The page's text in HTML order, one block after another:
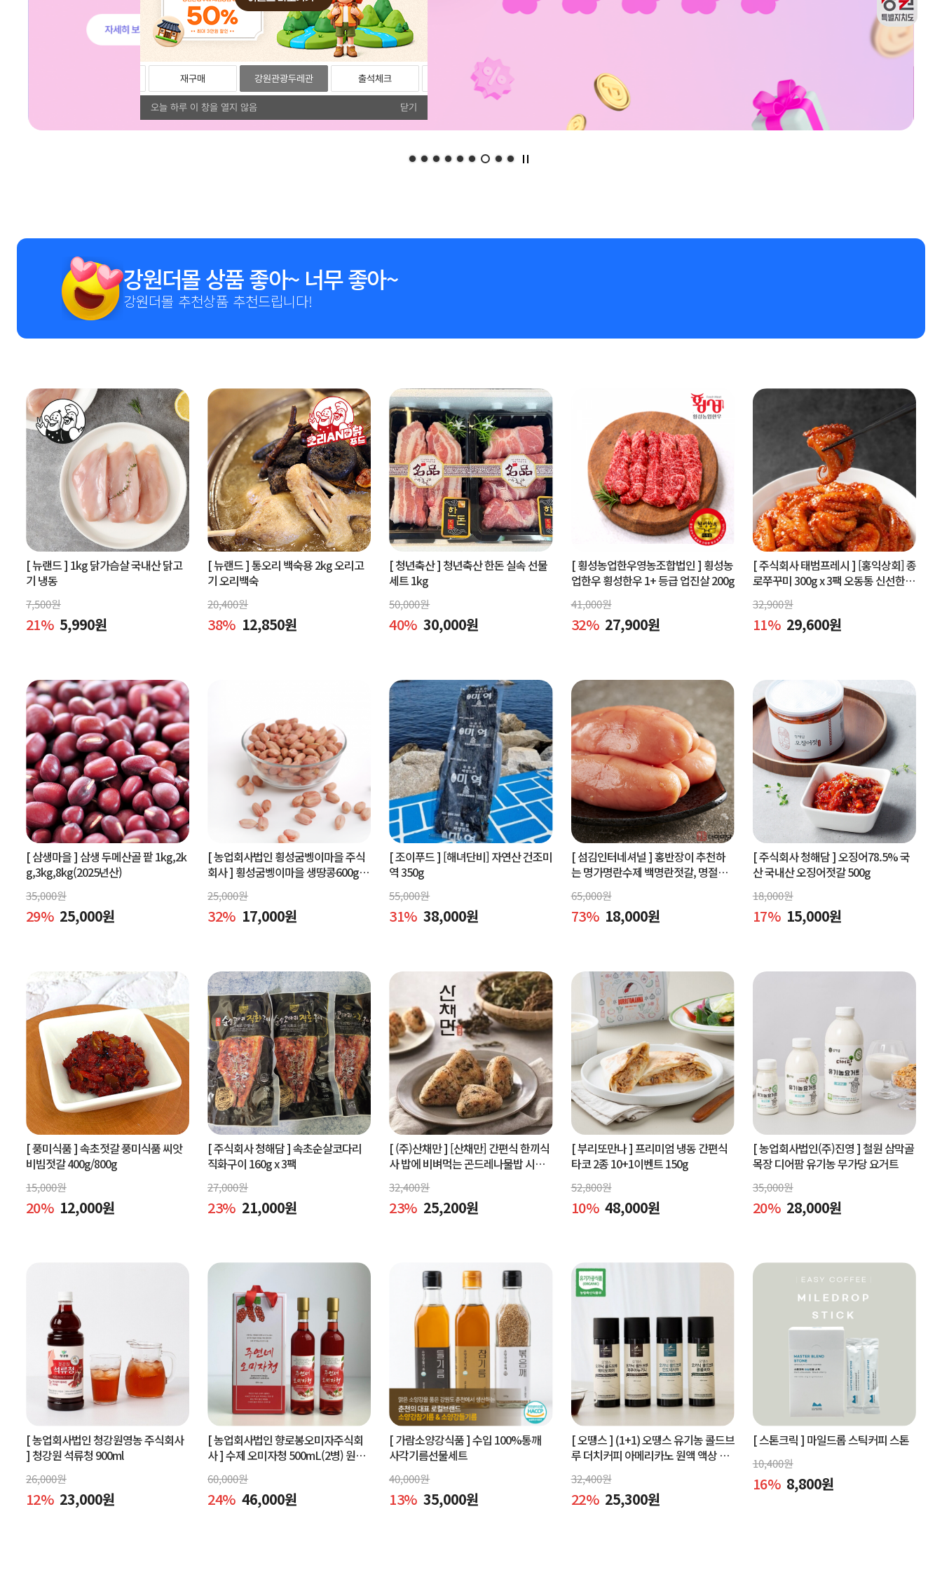
재구매 강원관광두레관 출석체크 리뷰
오늘 하루 이 창을 열지 않음 닫기
강원더몰 상품 좋아~ 너무 좋아~
강원더몰 추천상품 추천드립니다!
[ 뉴랜드 ] 1kg 닭가슴살 국내산 닭고
기 냉동
7,500원
21% 5,990원
[ 뉴랜드 ]통오리 백숙용 2kg 오리고
기 오리백숙
20,400원
38% 12,850원
[ 청년축산 ] 청년축산 한돈 실속 선물
세트 1kg
50,000원
40% 30,000원
[ 횡성농업한우영농조합법인 ] 횡성농
업한우 횡성한우 1+ 등급 업진살 200g
41,000원
32% 27,900원
[ 주식회사 태범프레시 ] [홍익상회] 종
로쭈꾸미 300g x 3팩 오동통 신선한원
물맛 그대로
32,900원
11% 29,600원
[ 삼생마을 ] 삼생 두메산골 팥 1kg,2k
g,3kg,8kg(2025년산)
35,000원
29% 25,000원
[ 농업회사법인 횡성굼벵이마을 주식
회사 ] 횡성굼벵이마을 생땅콩600g.
볶은땅콩600g, 빨간생땅콩600g
25,000원
32% 17,000원
[ 조이푸드 ] [해녀단비] 자연산 건조미
역 350g
55,000원
31% 38,000원
[ 섬김인터네셔널 ]홍반장이 추천하
는 명가명란수제 백명란젓갈, 명절선
물세트,공동구매
65,000원
73% 18,000원
[ 주식회사 청해담 ]오징어78.5% 국
산 국내산 오징어젓갈 500g
18,000원
17% 15,000원
[ 풍미식품 ]속초젓갈 풍미식품 씨앗
비빔젓갈 400g/800g
15,000원
20% 12,000원
[ 주식회사 청해담 ]속초순살코다리
직화구이 160g x 3팩
27,000원
23% 21,000원
[ (주)산채만 ] [산채만] 간편식 한끼식
사 밥에 비벼먹는 곤드레나물밥 시래
기비빔밥 비빔소스 비벼요 80g 9봉
32,400원
23% 25,200원
[ 부리또만나 ]프리미엄 냉동 간편식
타코 2종 10+1이벤트 150g
52,800원
10% 48,000원
[ 농업회사법인(주)진영 ] 철원 삼막골
목장 디어팜 유기농 무가당 요거트
35,000원
20% 28,000원
[ 농업회사법인 청강원영농 주식회사
] 청강원 석류청 900ml
26,000원
12% 23,000원
[ 농업회사법인 향로봉오미자주식회
사 ]수제 오미자청 500mL(2병) 원액
엑기스l[주연네 오미자]
60,000원
24% 46,000원
[ 가람소양강식품 ]수입 100%통깨
사각기름선물세트
40,000원
13% 35,000원
[ 오땡스 ] (1+1) 오땡스 유기농 콜드브
루 더치커피 아메리카노 원액 액상 커
피 (400ml x 2개, 교차 구매 가능)
32,400원
22% 25,300원
[ 스톤크릭 ] 마일드롭 스틱커피 스톤
10,400원
16% 8,800원